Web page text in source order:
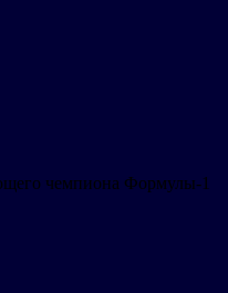
чемпиона Формулы-1